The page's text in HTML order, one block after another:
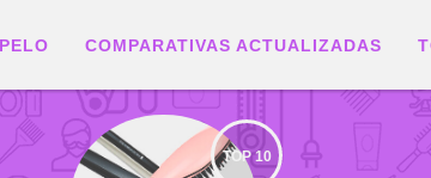
TOP 10
COMPARATIVAS ACTUALIZADAS